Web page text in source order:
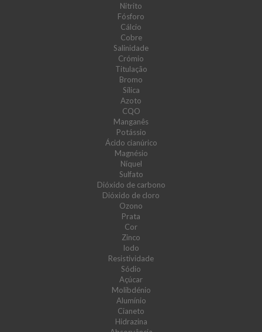
Nitrito
Fósforo
Cálcio
Cobre
Salinidade
Crómio
Titulação
Bromo
Sílica
Azoto
CQO
Manganês
Potássio
Ácido cianúrico
Magnésio
Níquel
Sulfato
Dióxido de carbono
Dióxido de cloro
Ozono
Prata
Cor
Zinco
Iodo
Resistividade
Sódio
Açúcar
Molibdénio
Alumínio
Cianeto
Hidrazina